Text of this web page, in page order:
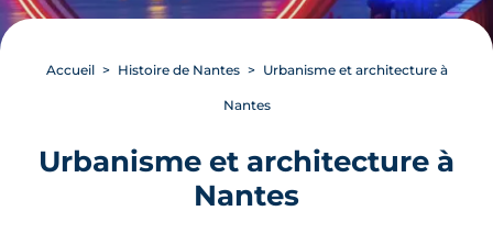
Accueil Histoire de Nantes Urbanisme et architecture à
Nantes
Urbanisme et architecture à
Nantes